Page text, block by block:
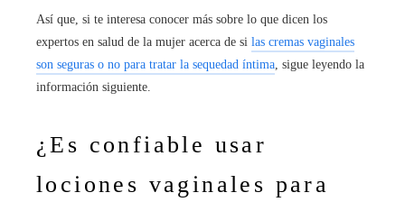
Así que, si te interesa conocer más sobre lo que dicen los
expertos en salud de la mujer acerca de si las cremas vaginales
son seguras o no para tratar la sequedad íntima, sigue leyendo la
información siguiente.
¿Es confiable usar
lociones vaginales para